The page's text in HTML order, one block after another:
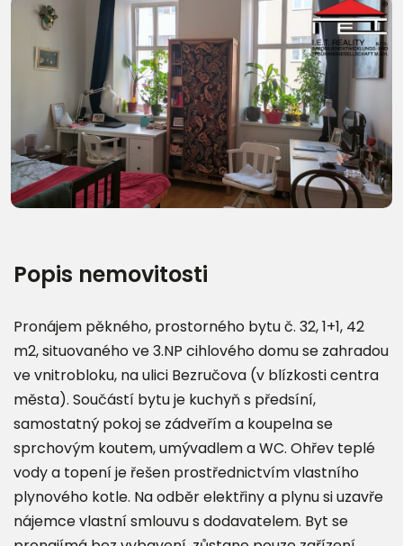
Další fotografie (12)
Popis nemovitosti
Pronájem pěkného, prostorného bytu č. 32, 1+1, 42
m2, situovaného ve 3.NP cihlového domu se zahradou
ve vnitrobloku, na ulici Bezručova (v blízkosti centra
města). Součástí bytu je kuchyň s předsíní,
samostatný pokoj se zádveřím a koupelna se
sprchovým koutem, umývadlem a WC. Ohřev teplé
vody a topení je řešen prostřednictvím vlastního
plynového kotle. Na odběr elektřiny a plynu si uzavře
nájemce vlastní smlouvu s dodavatelem. Byt se